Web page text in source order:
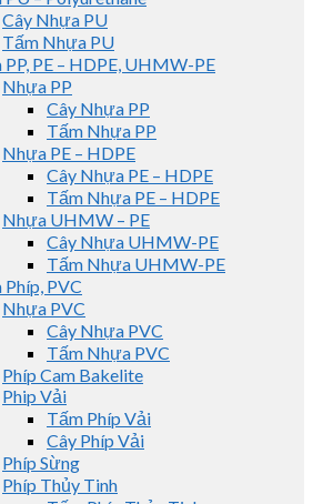
Cây Nhựa PU
Tấm Nhựa PU
PE – HDPE, UHMW-PE
Nhựa PP
Cây Nhựa PP
Tấm Nhựa PP
Nhựa PE – HDPE
Cây Nhựa PE – HDPE
Tấm Nhựa PE – HDPE
Nhựa UHMW – PE
Cây Nhựa UHMW-PE
Tấm Nhựa UHMW-PE
PVC
Nhựa PVC
Cây Nhựa PVC
Tấm Nhựa PVC
Phíp Cam Bakelite
Phip Vải
Tấm Phíp Vải
Cây Phíp Vải
Phíp Sừng
Phíp Thủy Tinh